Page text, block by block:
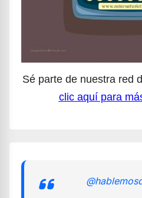
Sé parte de nuestra red
clic aquí para